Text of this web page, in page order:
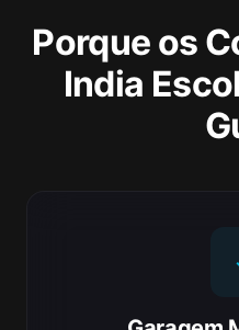
Porque os
India